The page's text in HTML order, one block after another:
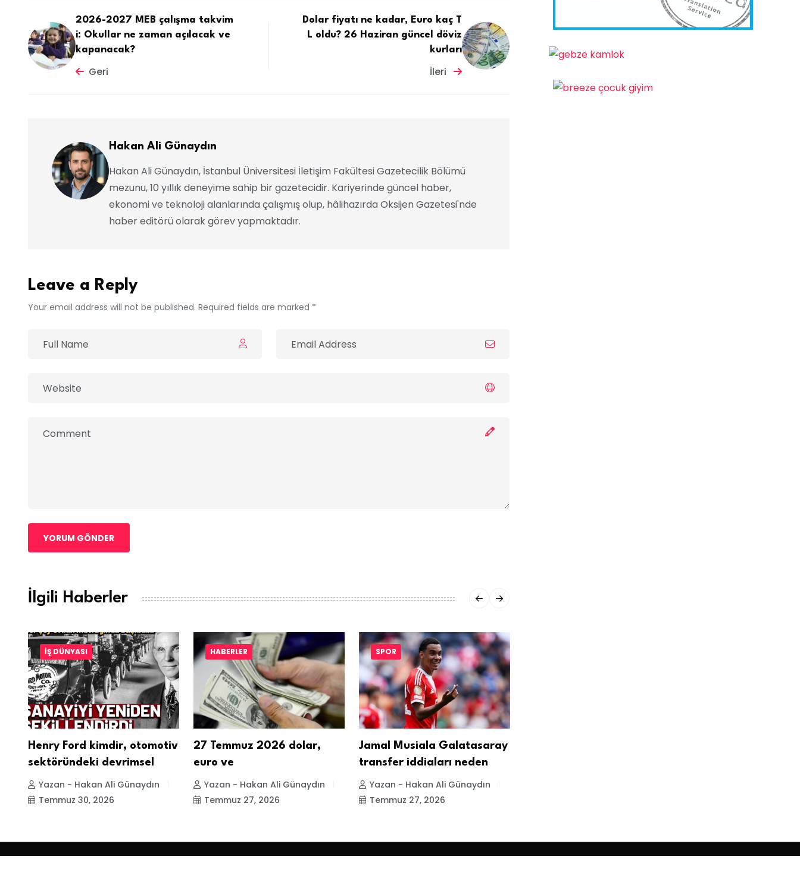
2026-2027 MEB çalışma takvim
i: Okullar ne zaman açılacak ve
kapanacak?
Geri
Dolar fiyatı ne kadar, Euro kaç T
L oldu? 26 Haziran güncel döviz
kurları
İleri
Hakan Ali Günaydın
Hakan Ali Günaydın, İstanbul Üniversitesi İletişim Fakültesi Gazetecilik Bölümü
mezunu, 10 yıllık deneyime sahip bir gazetecidir. Kariyerinde güncel haber,
ekonomi ve teknoloji alanlarında çalışmış olup, hâlihazırda Oksijen Gazetesi'nde
haber editörü olarak görev yapmaktadır.
Leave a Reply
Your email address will not be published. Required fields are marked *
YORUM GÖNDER
İlgili Haberler
İŞ DÜNYASI
Henry Ford kimdir, otomotiv
sektöründeki devrimsel
Yazan - Hakan Ali Günaydın
Temmuz 30, 2026
HABERLER
27 Temmuz 2026 dolar,
euro ve
Yazan - Hakan Ali Günaydın
Temmuz 27, 2026
SPOR
Jamal Musiala Galatasaray
transfer iddiaları neden
Yazan - Hakan Ali Günaydın
Temmuz 27, 2026